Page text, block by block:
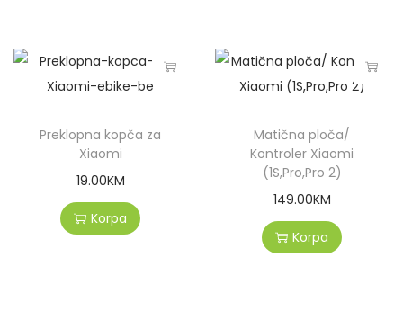
Preklopna kopča za
Xiaomi
19.00KM
Korpa
Matična ploča/
Kontroler Xiaomi
(1S,Pro,Pro 2)
149.00KM
Korpa